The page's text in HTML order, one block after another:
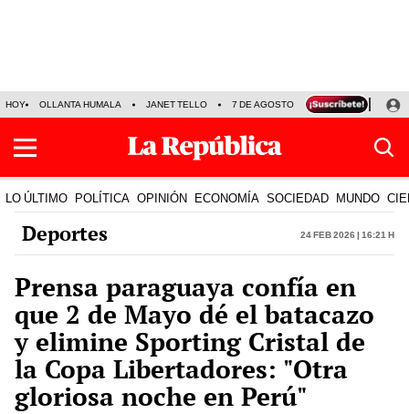
HOY OLLANTA HUMALA JANET TELLO 7 DE AGOSTO TINKA RESULTADOS
LO ÚLTIMO POLÍTICA OPINIÓN ECONOMÍA SOCIEDAD MUNDO
Deportes 24 Feb 2026 | 16:21 h
Prensa paraguaya confía en
que 2 de Mayo dé el batacazo
y elimine Sporting Cristal de
la Copa Libertadores: "Otra
gloriosa noche en Perú"